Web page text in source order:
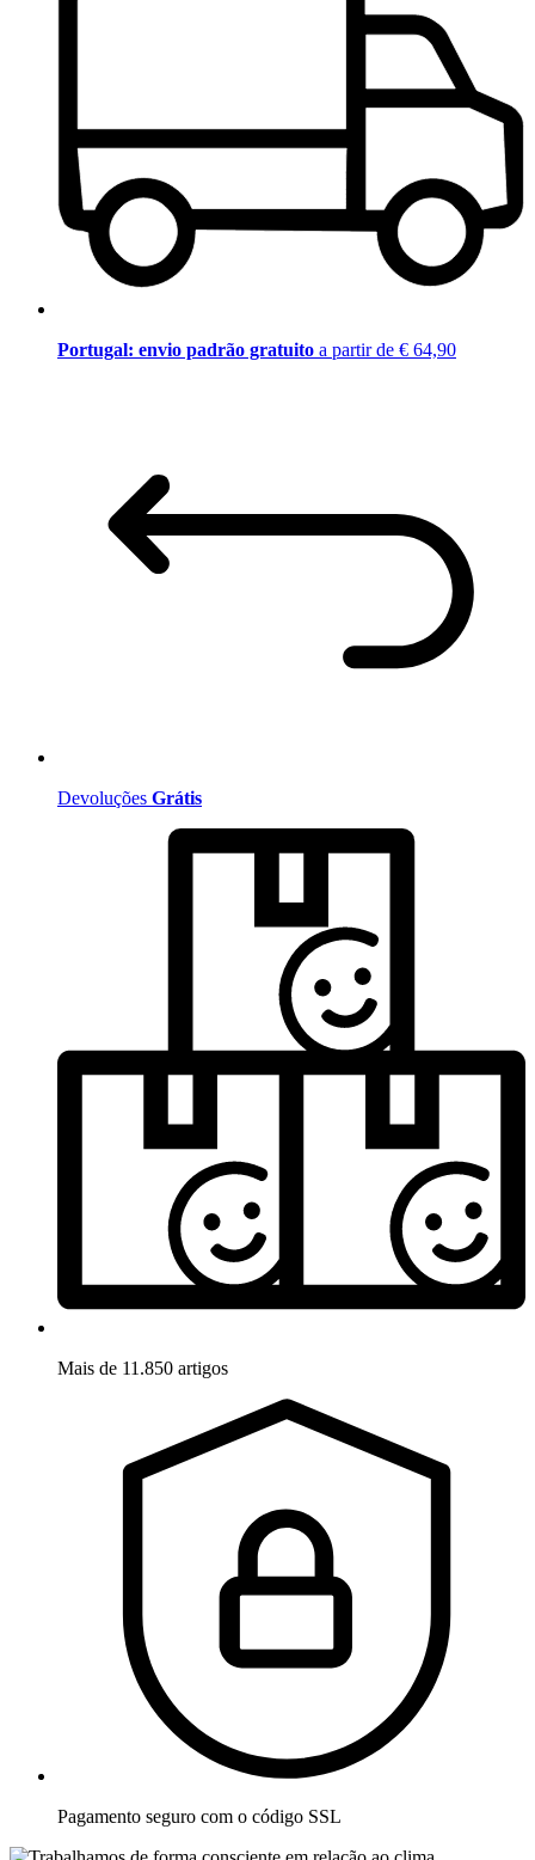
Portugal: envio padrão gratuito a partir de € 64,90
Devoluções Grátis
Mais de 11.850 artigos
Pagamento seguro com o código SSL